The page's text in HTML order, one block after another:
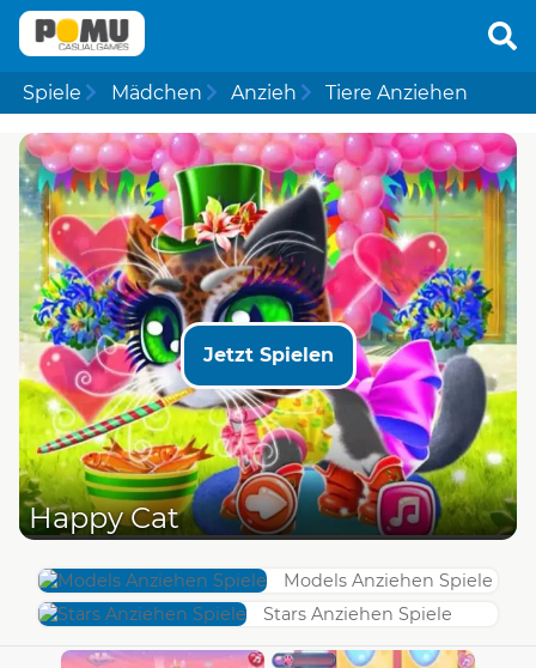
Spiele Mädchen Anzieh Tiere Anziehen
Jetzt Spielen
Happy Cat
Models Anziehen Spiele
Stars Anziehen Spiele